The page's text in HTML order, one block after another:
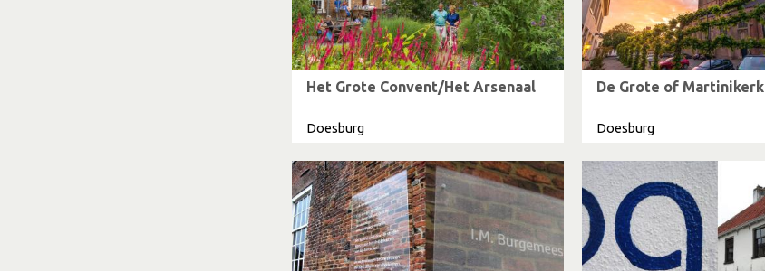
Het Grote Convent/Het Arsenaal
Doesburg
De Grote of Martinikerk
Doesburg